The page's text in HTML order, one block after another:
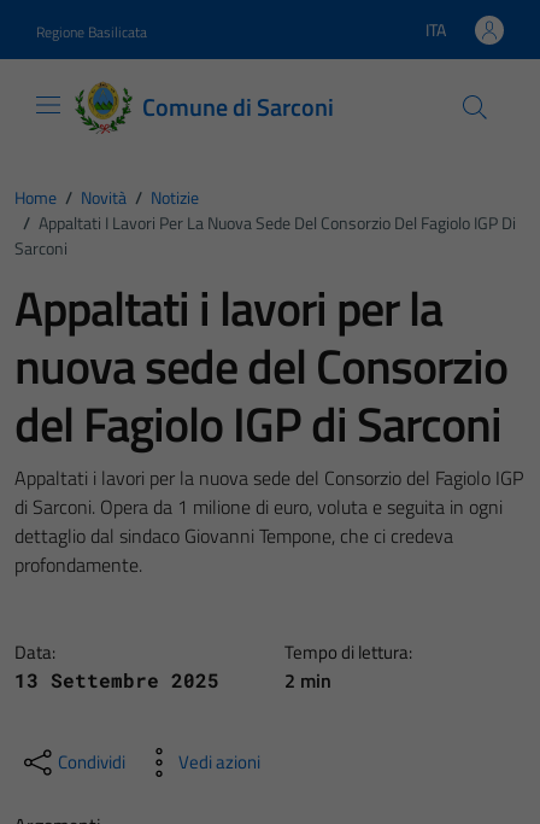
Regione Basilicata Lingua attiva:
ITA
Comune di Sarconi
Home / Novità / Notizie
/ Appaltati I Lavori Per La Nuova Sede Del Consorzio Del Fagiolo IGP Di
Sarconi
Appaltati i lavori per la
nuova sede del Consorzio
del Fagiolo IGP di Sarconi
Appaltati i lavori per la nuova sede del Consorzio del Fagiolo IGP
di Sarconi. Opera da 1 milione di euro, voluta e seguita in ogni
dettaglio dal sindaco Giovanni Tempone, che ci credeva
profondamente.
Data:
13 Settembre 2025
Tempo di lettura:
2 min
Condividi Vedi azioni